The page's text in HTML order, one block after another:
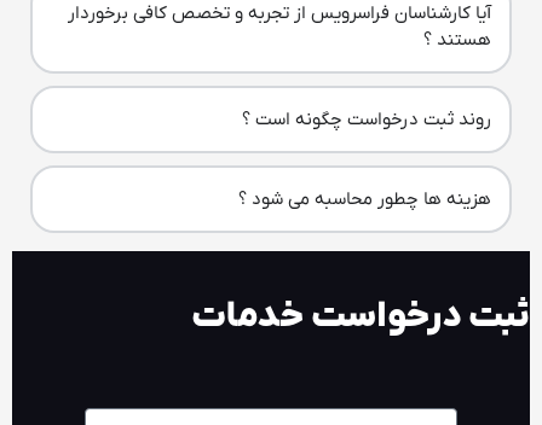
آیا کارشناسان فراسرویس از تجربه و تخصص کافی برخوردار
هستند ؟
روند ثبت درخواست چگونه است ؟
هزینه ها چطور محاسبه می شود ؟
ثبت درخواست خدمات​